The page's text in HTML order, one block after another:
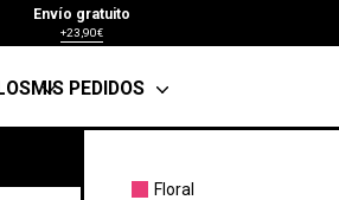
Envío gratuito
+23,90€
MIS PEDIDOS
Floral